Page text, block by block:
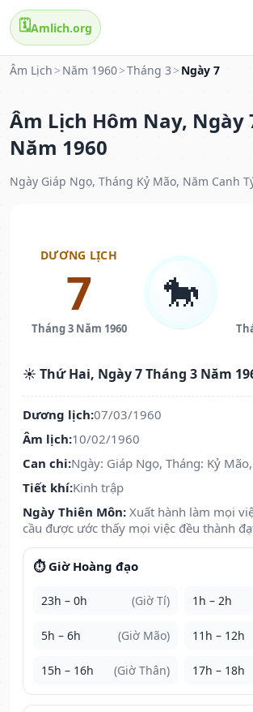
🗓️Amlich.org
Âm Lịch > Năm 1960>Tháng 3 > Ngày 7
Âm Lịch Hôm Nay, Ngày
Năm 1960
Ngày Giáp Ngọ, Tháng Kỷ Mão, Năm Canh
DƯƠNG LỊCH
7
Tháng 3 Năm 1960
🐎
☀️ Thứ Hai, Ngày 7 Tháng 3 Năm
Dương lịch:07/03/1960
Âm lịch:10/02/1960
Can chi:Ngày: Giáp Ngọ, Tháng: Kỷ
Tiết khí:Kinh trập
Ngày Thiên Môn: Xuất hành làm mọi
cầu được ước thấy mọi việc đều thành
⏱️ Giờ Hoàng đạo
23h – 0h (Giờ Tí) 1h – 2h
5h – 6h (Giờ Mão) 11h – 12h
15h – 16h (Giờ Thân) 17h – 18h